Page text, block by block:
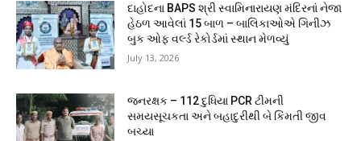
દાહોદના BAPS શ્રી સ્વામિનારાયણ મંદિરનાં નેજા
હેઠળ આવેલાં 15 બાળ – બાલિકાઓએ ગિનીઝ
બુક ઓફ વર્લ્ડ રેકોર્ડમાં સ્થાન મેળવ્યું
July 13, 2026
જનરક્ષક – 112 દુધિયા PCR ટીમની
સમયસૂચકતા અને બહાદુરીથી બે કિંમતી જીવ
બચ્યા